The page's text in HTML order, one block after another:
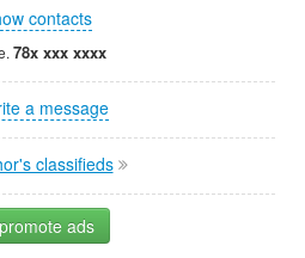
contacts
78x xxx xxxx
a message
classifieds
promote ads